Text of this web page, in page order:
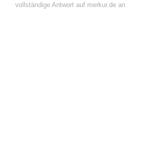
vollständige Antwort auf merkur.de an